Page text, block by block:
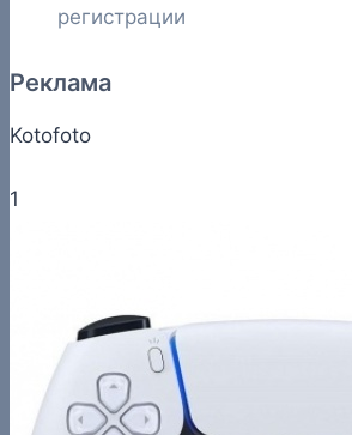
регистрации
Реклама
Kotofoto
1